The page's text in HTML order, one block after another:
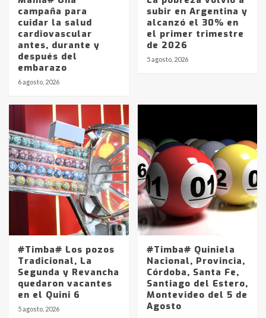
campaña para
cuidar la salud
cardiovascular
antes, durante y
después del
embarazo
6 agosto, 2026
subir en Argentina y
alcanzó el 30% en
el primer trimestre
de 2026
5 agosto, 2026
#Timba# Los pozos
Tradicional, La
Segunda y Revancha
quedaron vacantes
en el Quini 6
5 agosto, 2026
#Timba# Quiniela
Nacional, Provincia,
Córdoba, Santa Fe,
Santiago del Estero,
Montevideo del 5 de
Agosto
Identidad de los adolescentes